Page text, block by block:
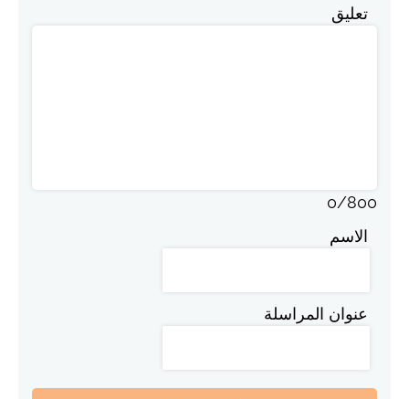
تعليق
0/800
الاسم
عنوان المراسلة